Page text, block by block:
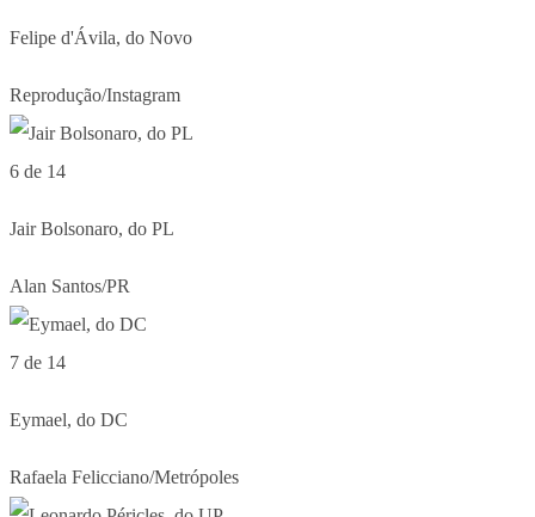
Felipe d'Ávila, do Novo
Reprodução/Instagram
6 de 14
Jair Bolsonaro, do PL
Alan Santos/PR
7 de 14
Eymael, do DC
Rafaela Felicciano/Metrópoles